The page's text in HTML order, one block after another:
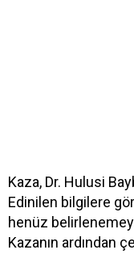
Kaza, Dr. Hulusi
Edinilen bilgilere
henüz
Kazanın ardından